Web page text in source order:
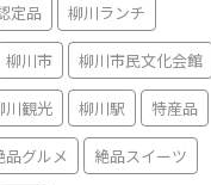
定品 柳川ランチ
柳川市 柳川市民文化会館
川観光 柳川駅 特産品
品グルメ 絶品スイーツ